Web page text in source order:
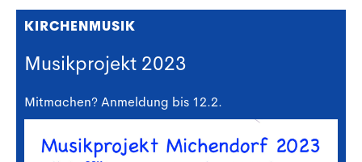
KIRCHENMUSIK
Musikprojekt 2023
Mitmachen? Anmeldung bis 12.2.